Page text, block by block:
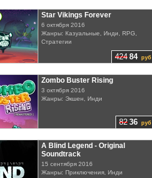
424 84руб
Star Vikings Forever
6 октября 2016
Жанры: Казуальные, Инди, RPG,
Стратегии
82 36 руб
Zombo Buster Rising
3 октября 2016
Жанры: Экшен, Инди
A Blind Legend - Original
Soundtrack
15 сентября 2016
Жанры: Приключения, Инди